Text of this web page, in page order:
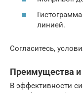
линией.
Согласитесь,
Преимущества и
В эффективности